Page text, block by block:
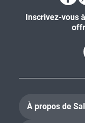
Inscrivez-vous
À propos de